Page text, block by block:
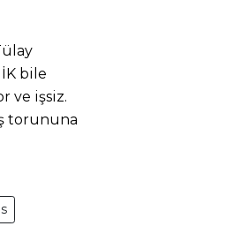
bile
ve işsiz.
torununa